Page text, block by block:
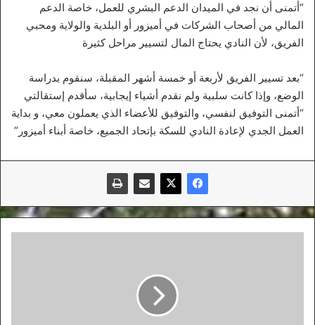
“أتمنى أن نجد في الميدان الدعم البشري للعمل، خاصة الدعم
المالي من أصحاب الشركات في أميزور أو البلدية والولاية ومحبي
الفريق، لأن النادي يحتاج المال لتسيير مراحل كثيرة
“بعد تسيير الفريق لأربعة أو خمسة أشهر المقبلة، سنقوم بدراسة
الوضع، وإذا كانت سلبية ولم نقدم أشياء إيجابية، سأقدم إستقالتي
“أتمنى التوفيق لنفسي، والتوفيق للأعضاء الذي يعملون معي، و بداية
العمل الجدي لإعادة النادي للسكة بإتحاد الجميع، خاصة أبناء أميزور”